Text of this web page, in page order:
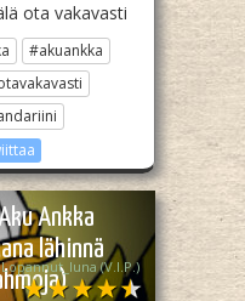
ota vakavasti
#akuankka
Ankka
lähinnä
Lopannut_luna (V.I.P.)